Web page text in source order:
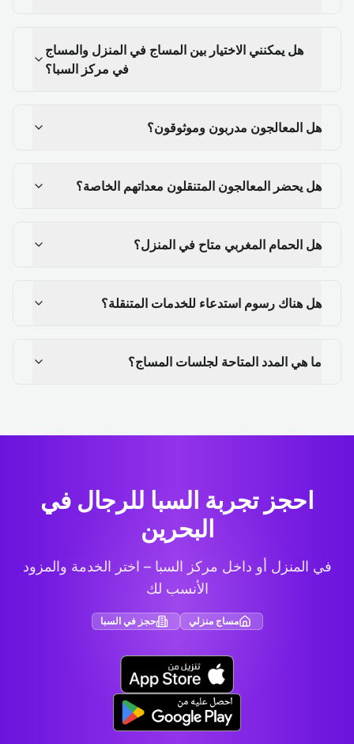
هل يمكنني الاختيار بين المساج في المنزل والمساج
في مركز السبا؟
هل المعالجون مدربون وموثوقون؟
هل يحضر المعالجون المتنقلون معداتهم الخاصة؟
هل الحمام المغربي متاح في المنزل؟
هل هناك رسوم استدعاء للخدمات المتنقلة؟
ما هي المدد المتاحة لجلسات المساج؟
احجز تجربة السبا للرجال في
البحرين
في المنزل أو داخل مركز السبا – اختر الخدمة والمزود
الأنسب لك
مساج منزلي حجز في السبا